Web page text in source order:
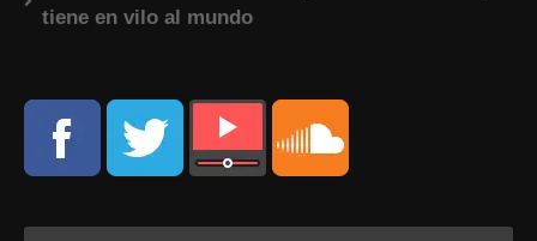
tiene en vilo al mundo